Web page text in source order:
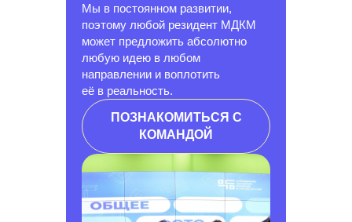
Мы в постоянном развитии,
поэтому любой резидент МДКМ
может предложить абсолютно
любую идею в любом
направлении и воплотить
её в реальность.
ПОЗНАКОМИТЬСЯ С
КОМАНДОЙ